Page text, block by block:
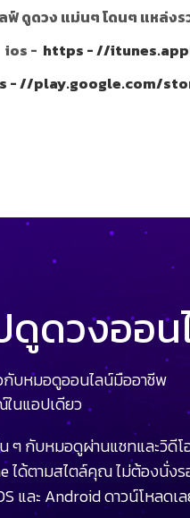
ฟ์ ดูดวง แม่นๆ โดนๆ แหล่ง
ios - https - //
- //play.google.com/
ดวงออน
บหมอดูออนไลน์มืออาชีพ
นแอปเดียว
ๆ กับหมอดูผ่านแชทและวิดีโ
ได้ตามสไตล์คุณ ไม่ต้องนั่ง
และ Android ดาวน์โหลดเ